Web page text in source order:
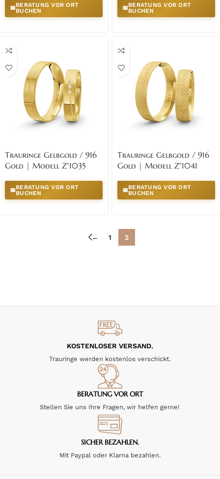
📅BERATUNG VOR ORT
BUCHEN
📅BERATUNG VOR ORT
BUCHEN
Trauringe Gelbgold / 916
Gold | Modell Z°1035
📅BERATUNG VOR ORT
BUCHEN
Trauringe Gelbgold / 916
Gold | Modell Z°1041
📅BERATUNG VOR ORT
BUCHEN
← 1 2
KOSTENLOSER VERSAND.
Trauringe werden kostenlos verschickt.
BERATUNG VOR ORT
Stellen Sie uns Ihre Fragen, wir helfen gerne!
SICHER BEZAHLEN.
Mit Paypal oder Klarna bezahlen.